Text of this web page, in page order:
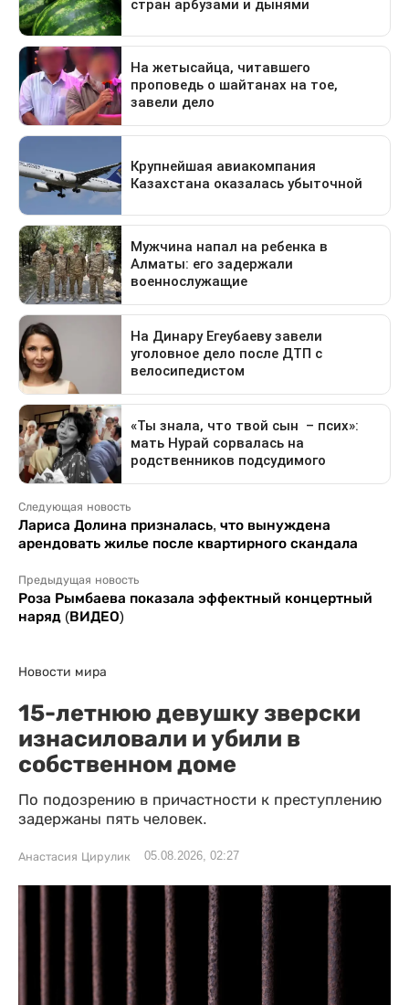
Следующая новость
Лариса Долина призналась, что вынуждена
арендовать жилье после квартирного скандала
Предыдущая новость
Роза Рымбаева показала эффектный концертный
наряд (ВИДЕО)
Новости мира
15-летнюю девушку зверски
изнасиловали и убили в
собственном доме
По подозрению в причастности к преступлению
задержаны пять человек.
Анастасия Цирулик 05.08.2026, 02:27